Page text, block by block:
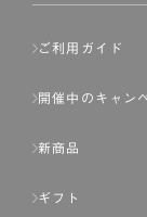
ご利用ガイド
開催中のキャン
新商品
ギフト